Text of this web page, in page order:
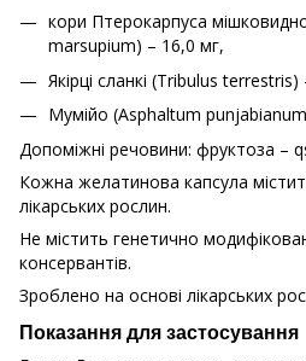
кори Птерокарпуса
marsupium) – 16,0 мг,
Якірці сланкі (Tribulus
Мумійо (Asphaltum
Допоміжні речовини: фруктоза –
Кожна желатинова капсула
лікарських рослин.
Не містить генетично
консервантів.
Зроблено на основі лікарських
Показання для застосування